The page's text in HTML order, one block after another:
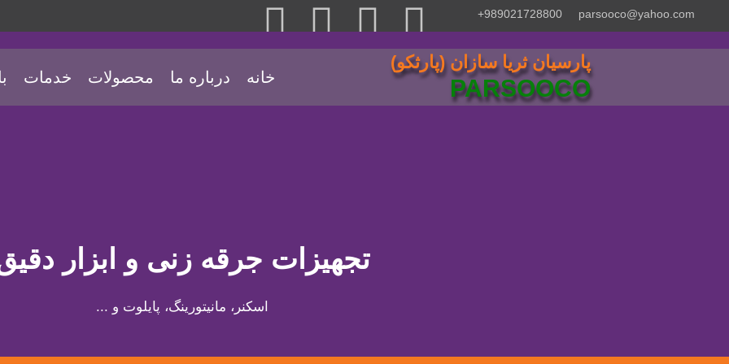
parsooco@yahoo.com
989021728800+
پارسيان ثريا سازان (پارثكو)
PARSOOCO خانه درباره ما محصولات خدمات
تجهیزات جرقه زنی و ابزار
اسکنر، مانیتورینگ، پایلوت و ...